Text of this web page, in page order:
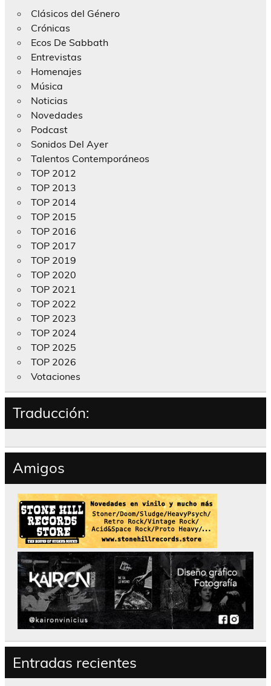
Clásicos del Género
Crónicas
Ecos De Sabbath
Entrevistas
Homenajes
Música
Noticias
Novedades
Podcast
Sonidos Del Ayer
Talentos Contemporáneos
TOP 2012
TOP 2013
TOP 2014
TOP 2015
TOP 2016
TOP 2017
TOP 2019
TOP 2020
TOP 2021
TOP 2022
TOP 2023
TOP 2024
TOP 2025
TOP 2026
Votaciones
Traducción:
Amigos
Entradas recientes